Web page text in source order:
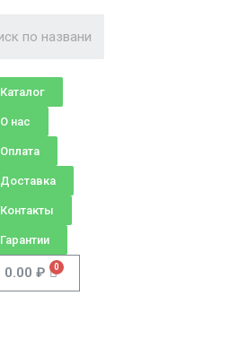
Каталог
О нас
Оплата
Доставка
Контакты
Гарантии
0.00 ₽